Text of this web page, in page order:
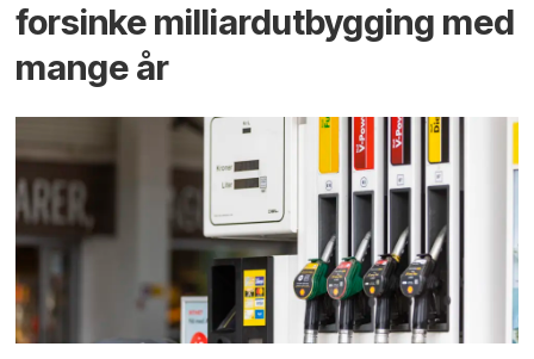
forsinke milliard­utbygging med
mange år